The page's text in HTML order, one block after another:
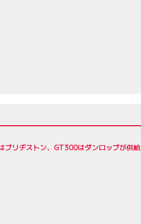
ブリヂストン、GT300はダンロップが供給